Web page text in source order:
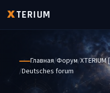
XTERIUM
Главная Форум
Deutsches forum